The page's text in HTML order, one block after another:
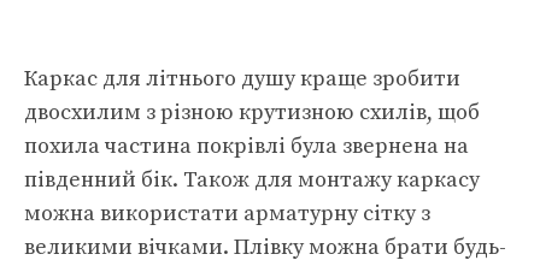
Каркас для літнього душу краще зробити
двосхилим з різною крутизною схилів, щоб
похила частина покрівлі була звернена на
південний бік. Також для монтажу каркасу
можна використати арматурну сітку з
великими вічками. Плівку можна брати будь-